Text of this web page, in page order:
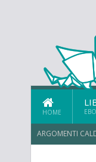
HOME
ARGOMENTI